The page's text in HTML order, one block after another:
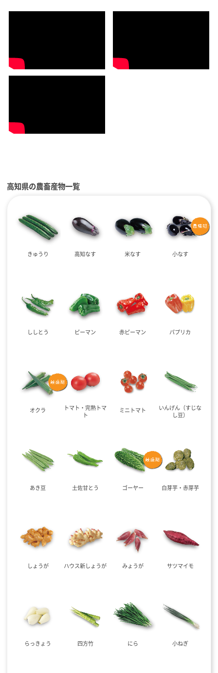
高知県の農畜産物一覧
きゅうり 高知なす 米なす 小なす
ししとう ピーマン 赤ピーマン パプリカ
オクラ
トマト・完熟トマ
ト
ミニトマト
いんげん（すじな
し豆）
あき豆 土佐甘とう ゴーヤー 白芽芋・赤芽芋
しょうが ハウス新しょうが みょうが サツマイモ
らっきょう 四方竹 にら 小ねぎ